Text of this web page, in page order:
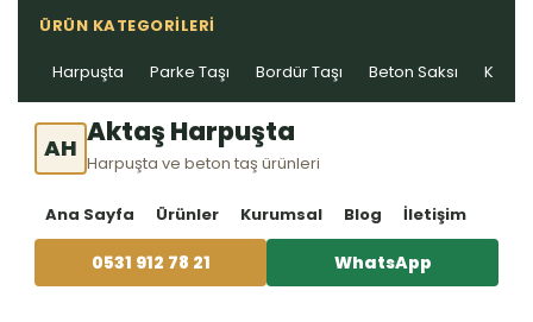
ÜRÜN KATEGORILERI
Harpuşta Parke Taşı Bordür Taşı Beton Saksı Kablo
AH Aktaş Harpuşta
Harpuşta ve beton taş ürünleri
Ana Sayfa Ürünler Kurumsal Blog İletişim
0531 912 78 21 WhatsApp